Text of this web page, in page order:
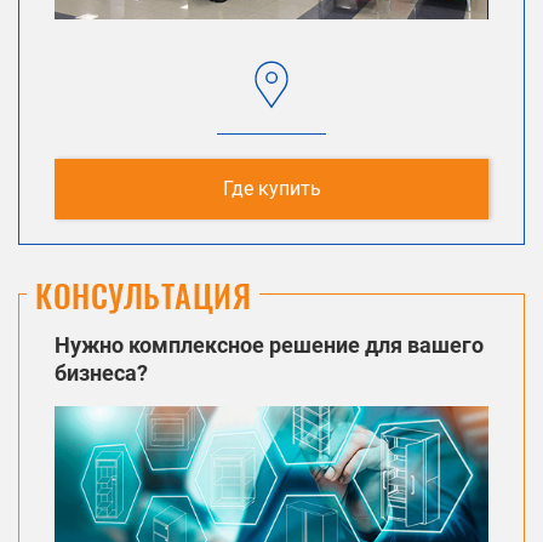
Где купить
КОНСУЛЬТАЦИЯ
Нужно комплексное решение для вашего
бизнеса?